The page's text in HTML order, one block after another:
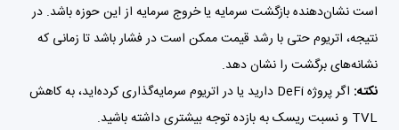
است نشان‌دهنده بازگشت سرمایه یا خروج سرمایه از این حوزه باشد. در
نتیجه، اتریوم حتی با رشد قیمت ممکن است در فشار باشد تا زمانی که
نشانه‌های برگشت را نشان دهد.
نکته:
اگر پروژه DeFi دارید یا در اتریوم سرمایه‌گذاری کرده‌اید، به کاهش
TVL و نسبت ریسک به بازده توجه بیشتری داشته باشید.